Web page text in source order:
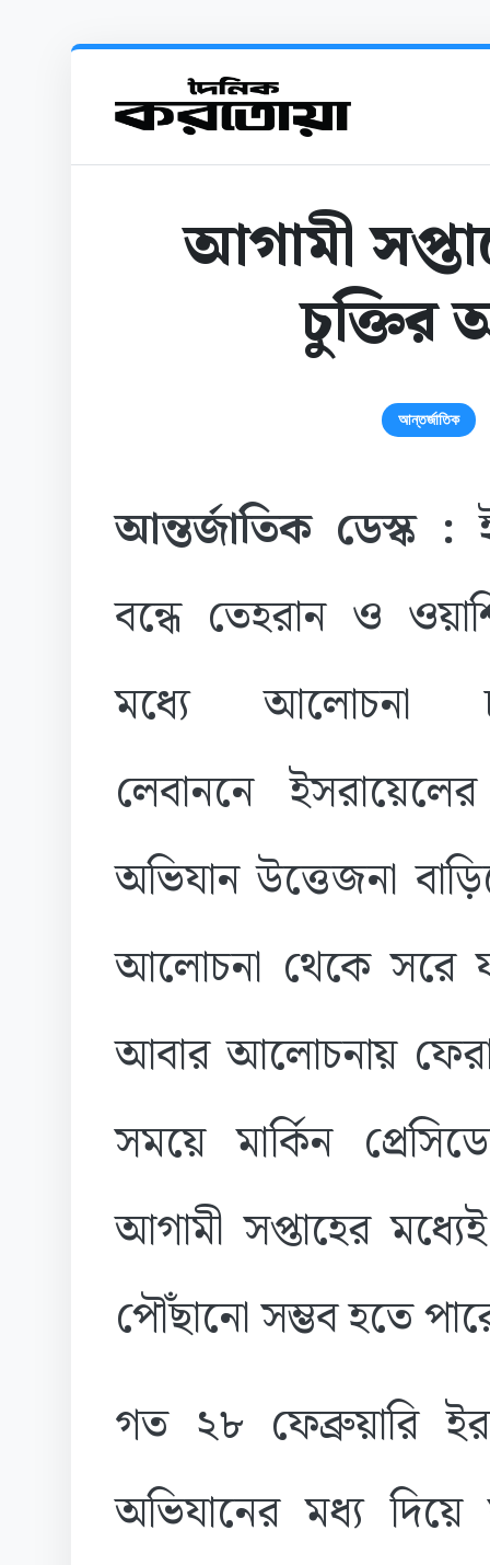
আগামী
চুক্তির
আন্তর্জাতিক
আন্তর্জাতিক ডেস্ক :
বন্ধে তেহরান ও
মধ্যে আলোচনা
লেবাননে
অভিযান উত্তেজনা
আলোচনা থেকে সরে
আবার আলোচনায়
সময়ে মার্কিন
আগামী সপ্তাহের
পৌঁছানো সম্ভব হতে
গত ২৮ ফেব্রুয়ারি
অভিযানের মধ্য